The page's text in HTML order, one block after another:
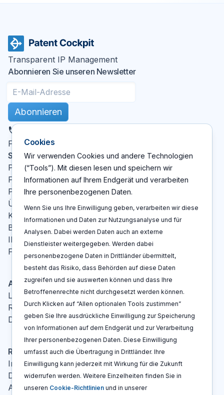
Transparent IP Management
Abonnieren Sie unseren Newsletter
Abonnieren
Folgen Sie uns
Seiten
Patent Cockpit
Funktionen
Preise
Über Uns
Kontakt
Blog
IP-Glossar
FAQ
Aktionen
Log In
Registrieren
Demo buchen
Rechtshinweise
Impressum
Datenschutzerklärung
AGBs
Cookies
Wir verwenden Cookies und andere Technologien
(“Tools”). Mit diesen lesen und speichern wir
Informationen auf Ihrem Endgerät und verarbeiten
Ihre personenbezogenen Daten.
Wenn Sie uns Ihre Einwilligung geben, verarbeiten wir diese
Informationen und Daten zur Nutzungsanalyse und für
Analysen. Dabei werden Daten auch an externe
Dienstleister weitergegeben. Werden dabei
personenbezogene Daten in Drittländer übermittelt,
besteht das Risiko, dass Behörden auf diese Daten
zugreifen und sie auswerten können und dass Ihre
Betroffenenrechte nicht durchgesetzt werden können.
Durch Klicken auf “Allen optionalen Tools zustimmen”
geben Sie Ihre ausdrückliche Einwilligung zur Speicherung
von Informationen auf dem Endgerät und zur Verarbeitung
Ihrer personenbezogenen Daten. Diese Einwilligung
umfasst auch die Übertragung in Drittländer. Ihre
Einwilligung kann jederzeit mit Wirkung für die Zukunft
widerrufen werden. Weitere Einzelheiten finden Sie in
unseren Cookie-Richtlinien und in unserer